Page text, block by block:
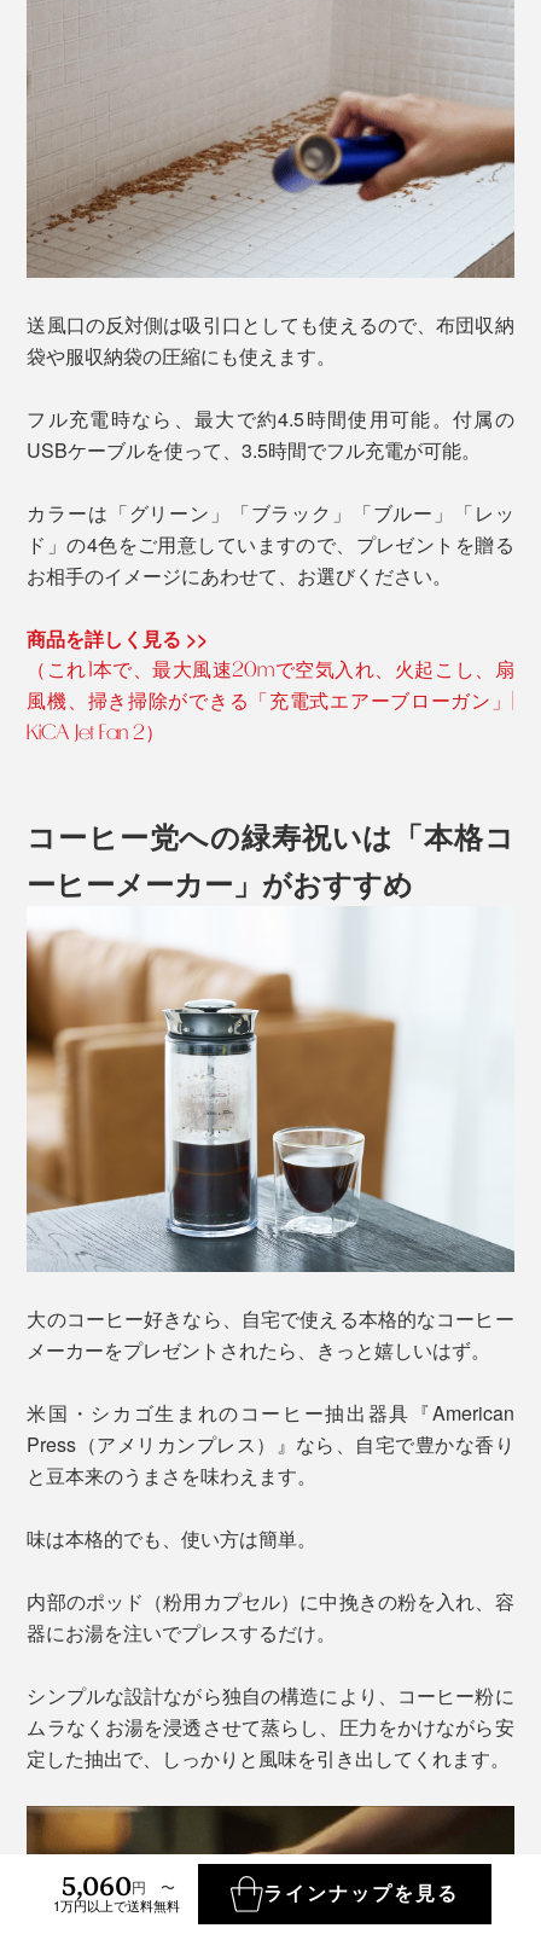
送風口の反対側は吸引口としても使えるので、布団収納
袋や服収納袋の圧縮にも使えます。
フル充電時なら、最大で約4.5時間使用可能。付属の
USBケーブルを使って、3.5時間でフル充電が可能。
カラーは「グリーン」「ブラック」「ブルー」「レッ
ド」の4色をご用意していますので、プレゼントを贈る
お相手のイメージにあわせて、お選びください。
商品を詳しく見る >>
（これ1本で、最大風速20mで空気入れ、火起こし、扇
風機、掃き掃除ができる「充電式エアーブローガン」|
KiCA Jet Fan 2）
コーヒー党への緑寿祝いは「本格コ
ーヒーメーカー」がおすすめ
大のコーヒー好きなら、自宅で使える本格的なコーヒー
メーカーをプレゼントされたら、きっと嬉しいはず。
米国・シカゴ生まれのコーヒー抽出器具『American
Press（アメリカンプレス）』なら、自宅で豊かな香り
と豆本来のうまさを味わえます。
味は本格的でも、使い方は簡単。
内部のポッド（粉用カプセル）に中挽きの粉を入れ、容
器にお湯を注いでプレスするだけ。
シンプルな設計ながら独自の構造により、コーヒー粉に
ムラなくお湯を浸透させて蒸らし、圧力をかけながら安
定した抽出で、しっかりと風味を引き出してくれます。
5,060円 〜
1万円以上で送料無料
ラインナップを見る